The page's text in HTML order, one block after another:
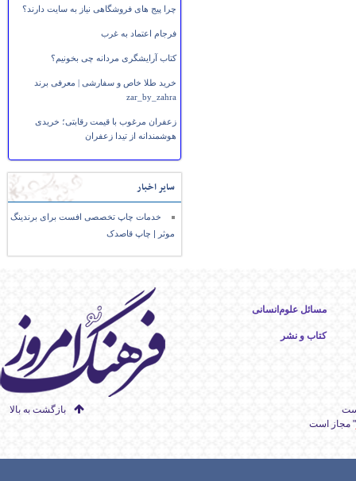
چرا پیج های فروشگاهی نیاز به سایت دارند؟
فرجام اعتماد به غرب
کتاب آرایشگری مردانه چی بخونیم؟
خرید طلا خاص و سفارشی | معرفی برند
zar_by_zahra
زعفران مرغوب با قیمت رقابتی؛ خریدی
هوشمندانه از تیدا زعفران
سایر اخبار
خدمات چاپ تخصصی افست برای برندینگ
موثر | چاپ قاصدک
مسائل علوم‌انسانی
کتاب و نشر
بازگشت به بالا
" مجاز است